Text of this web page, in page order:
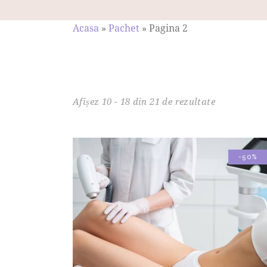
Acasa » Pachet » Pagina 2
Afișez 10 - 18 din 21 de rezultate
-50%